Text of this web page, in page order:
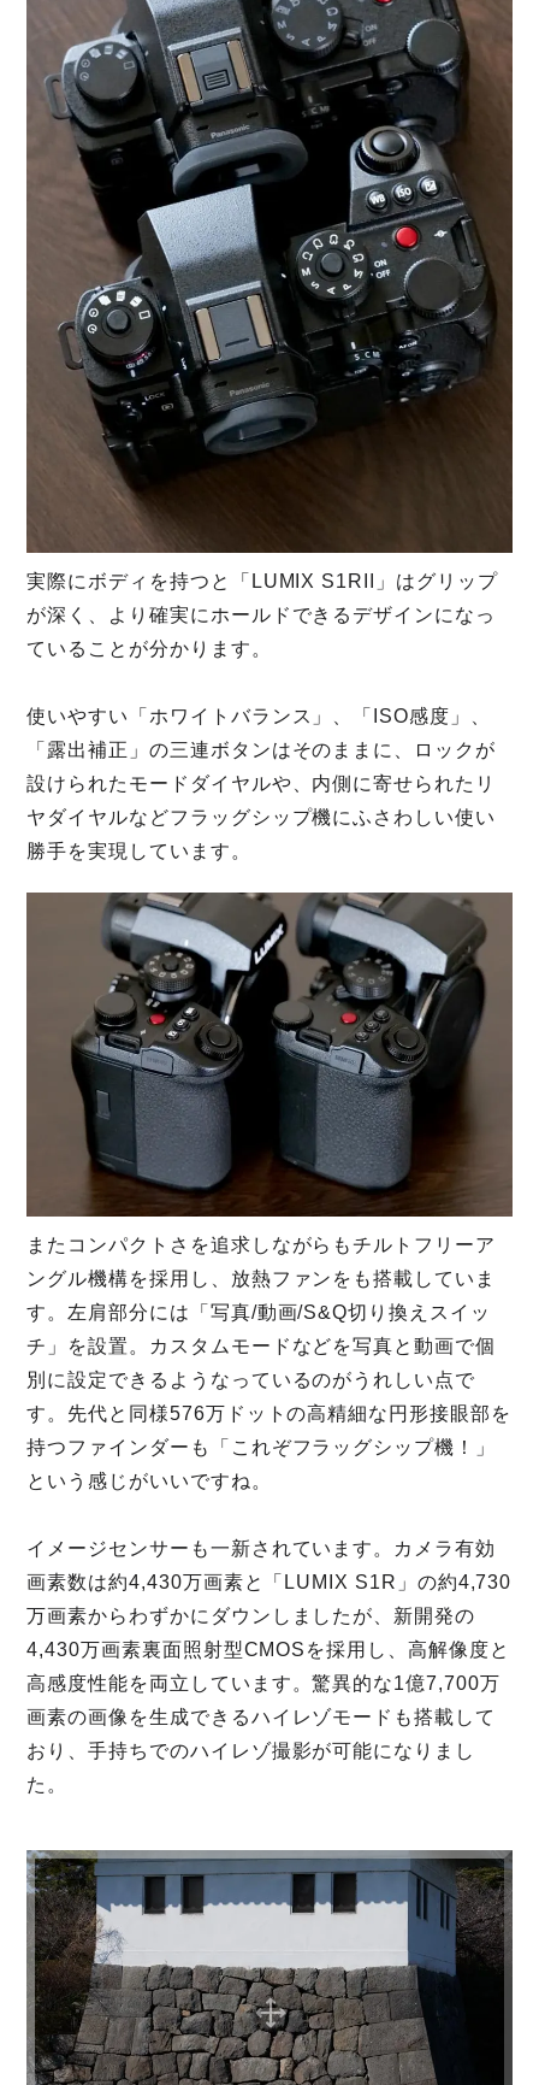
実際にボディを持つと「LUMIX S1RII」はグリップ
が深く、より確実にホールドできるデザインになっ
ていることが分かります。
使いやすい「ホワイトバランス」、「ISO感度」、
「露出補正」の三連ボタンはそのままに、ロックが
設けられたモードダイヤルや、内側に寄せられたリ
ヤダイヤルなどフラッグシップ機にふさわしい使い
勝手を実現しています。
またコンパクトさを追求しながらもチルトフリーア
ングル機構を採用し、放熱ファンをも搭載していま
す。左肩部分には「写真/動画/S&Q切り換えスイッ
チ」を設置。カスタムモードなどを写真と動画で個
別に設定できるようなっているのがうれしい点で
す。先代と同様576万ドットの高精細な円形接眼部を
持つファインダーも「これぞフラッグシップ機！」
という感じがいいですね。
イメージセンサーも一新されています。カメラ有効
画素数は約4,430万画素と「LUMIX S1R」の約4,730
万画素からわずかにダウンしましたが、新開発の
4,430万画素裏面照射型CMOSを採用し、高解像度と
高感度性能を両立しています。驚異的な1億7,700万
画素の画像を生成できるハイレゾモードも搭載して
おり、手持ちでのハイレゾ撮影が可能になりまし
た。